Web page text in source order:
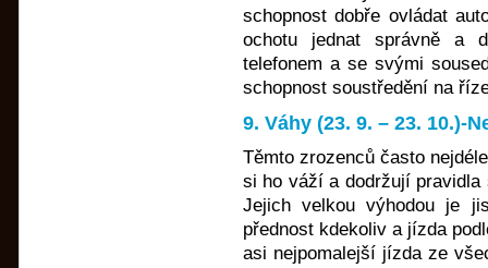
schopnost dobře ovládat
ochotu jednat správně a
telefonem a se svými
schopnost soustředění na
9. Váhy (23. 9. – 23. 10.)-
Těmto zrozenců často
si ho váží a dodržují pravidla
Jejich velkou výhodou je
přednost kdekoliv a jízda
asi nejpomalejší jízda ze